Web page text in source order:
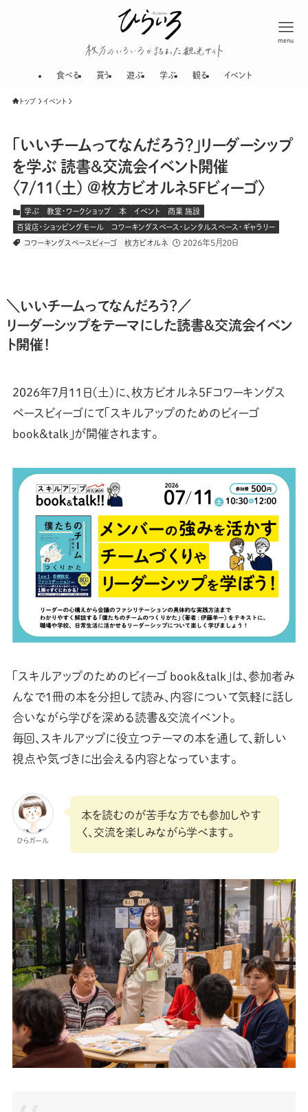
menu
食べる 買う 遊ぶ 学ぶ 観る イベント
トップ イベント
「いいチームってなんだろう？」リーダーシップ
を学ぶ 読書&交流会イベント開催
〈7/11(土) @枚方ビオルネ5Fビィーゴ〉
学ぶ 教室・ワークショップ 本 イベント 商業 施設
百貨店・ショッピングモール コワーキングスペース・レンタルスペース・ギャラリー
コワーキングスペースビィーゴ 枚方ビオルネ 2026年5月20日
＼いいチームってなんだろう？／
リーダーシップをテーマにした読書＆交流会イベン
ト開催！
2026年7月11日(土)に、枚方ビオルネ5Fコワーキングス
ペースビィーゴにて「スキルアップのためのビィーゴ
book&talk」が開催されます。
「スキルアップのためのビィーゴ book&talk」は、参加者み
んなで1冊の本を分担して読み、内容について気軽に話し
合いながら学びを深める読書＆交流イベント。
毎回、スキルアップに役立つテーマの本を通して、新しい
視点や気づきに出会える内容となっています。
ひらガール
本を読むのが苦手な方でも参加しやす
く、交流を楽しみながら学べます。